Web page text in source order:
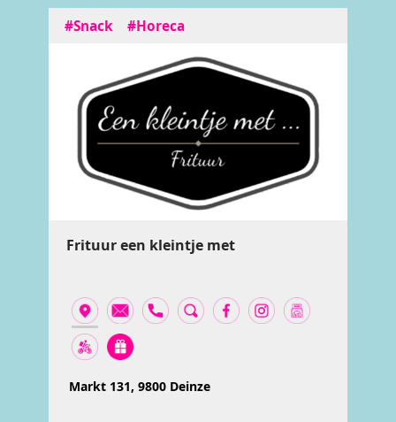
#Snack #Horeca
Frituur een kleintje met
Markt 131, 9800 Deinze